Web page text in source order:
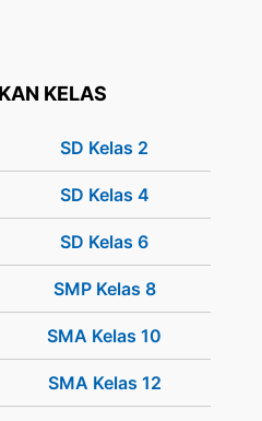
KELAS
SD Kelas 2
SD Kelas 4
SD Kelas 6
SMP Kelas 8
SMA Kelas 10
SMA Kelas 12